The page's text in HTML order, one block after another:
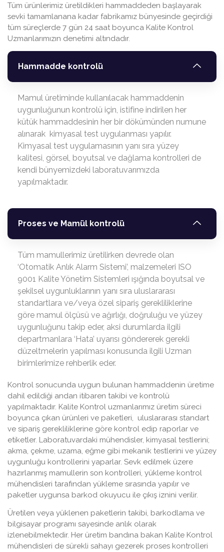
Tüm ürünlerimiz üretildikleri hammaddeden başlayarak
sevki tamamlanana kadar fabrikamız bünyesinde geçirdiği
tüm süreçlerde 7 gün 24 saat boyunca Kalite Kontrol
Uzmanlarımızın denetimi altındadır.
Hammadde kontrolü
Mamul üretiminde kullanılacak hammaddenin
uygunluğunun kontrolü için, istifine indirilen her
kütük hammaddesinin her bir dökümünden numune
alınarak kimyasal test uygulanması yapılır.
Kimyasal test uygulamasının yanı sıra yüzey
kalitesi, görsel, boyutsal ve dağlama kontrolleri de
kendi bünyemizdeki laboratuvarımızda
yapılmaktadır.
Proses ve Mamül kontrolü
Tüm mamullerimiz üretilirken devrede olan
‘Otomatik Anlık Alarm Sistemi’, malzemeleri ISO
9001 Kalite Yönetim Sistemleri ışığında boyutsal ve
şekilsel uygunluklarının yanı sıra uluslararası
standartlara ve/veya özel sipariş gerekliliklerine
göre mamul ölçüsü ve ağırlığı, doğruluğu ve yüzey
uygunluğunu takip eder, aksi durumlarda ilgili
departmanlara ‘Hata’ uyarısı göndererek gerekli
düzeltmelerin yapılması konusunda ilgili Uzman
birimlerimize rehberlik eder.
Kontrol sonucunda uygun bulunan hammaddenin üretime
dahil edildiği andan itibaren takibi ve kontrolü
yapılmaktadır. Kalite Kontrol uzmanlarımız üretim süreci
boyunca çıkan ürünleri ve paketleri, uluslararası standart
ve sipariş gerekliliklerine göre kontrol edip raporlar ve
etiketler. Laboratuvardaki mühendisler, kimyasal testlerini;
akma, çekme, uzama, eğme gibi mekanik testlerini ve yüzey
uygunluğu kontrollerini yaparlar. Sevk edilmek üzere
hazırlanmış mamullerin son kontrolleri, yükleme kontrol
mühendisleri tarafından yükleme sırasında yapılır ve
paketler uygunsa barkod okuyucu ile çıkış iznini verilir.
Üretilen veya yüklenen paketlerin takibi, barkodlama ve
bilgisayar programı sayesinde anlık olarak
izlenebilmektedir. Her üretim bandına bakan Kalite Kontrol
mühendisleri de sürekli sahayı gezerek proses kontrolleri